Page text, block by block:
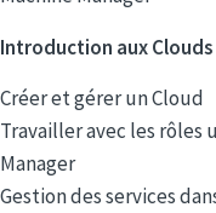
Introduction aux Clouds
Créer et gérer un Cloud
Travailler avec les rôles
Manager
Gestion des services